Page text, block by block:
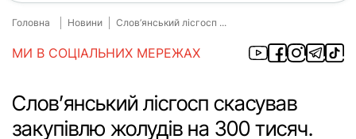
Головна
Окупація
Про нас
Війна
Гроші
Освіта
Головна Новини Слов’янський лісгосп ...
МИ В СОЦІАЛЬНИХ МЕРЕЖАХ
Слов’янський лісгосп скасував
закупівлю жолудів на 300 тисяч.